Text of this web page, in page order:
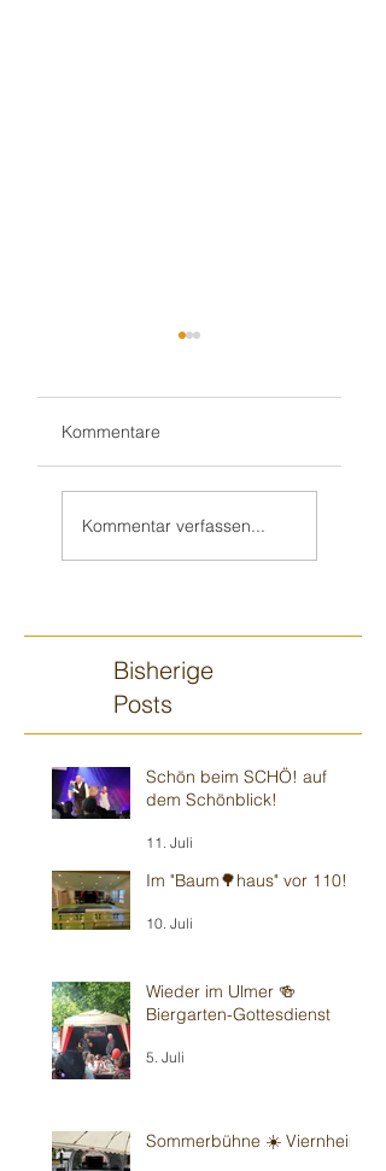
Kindergarten
Kommentare
Kommentar verfassen...
Bisherige
Posts
Schön beim SCHÖ! auf
dem Schönblick!
11. Juli
Im "Baum🌳haus" vor 110!
10. Juli
Wieder im Ulmer 🍻
Biergarten-Gottesdienst
5. Juli
Sommerbühne ☀️ Viernheim